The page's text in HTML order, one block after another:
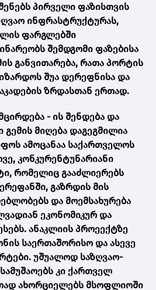
პირველი ფაზისთვის
ინფრასტრუქტურას,
ფარგლებში
შემდგომი ფაზებისა
განვითარება, რათა პორტის
შუა დერეფნისა და
ზრდასთან ერთად.
- ის შენდება და
მიღება დაგეგმილია
ამოცანაა საქართველოს
კონკურენტუნარიანი
რომელიც გააძლიერებს
გაზრდის მის
და მოემსახურება
ეკონომიკურ და
ანაკლიის პროეექტზე
საერთაშორისო და ასევე
უშუალოდ საზღვაო-
კი ქართველ
ახორციელებს მსოფლიოში